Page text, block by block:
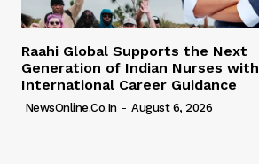
Raahi Global Supports the Next
Generation of Indian Nurses with
International Career Guidance
NewsOnline.co.in - August 6, 2026